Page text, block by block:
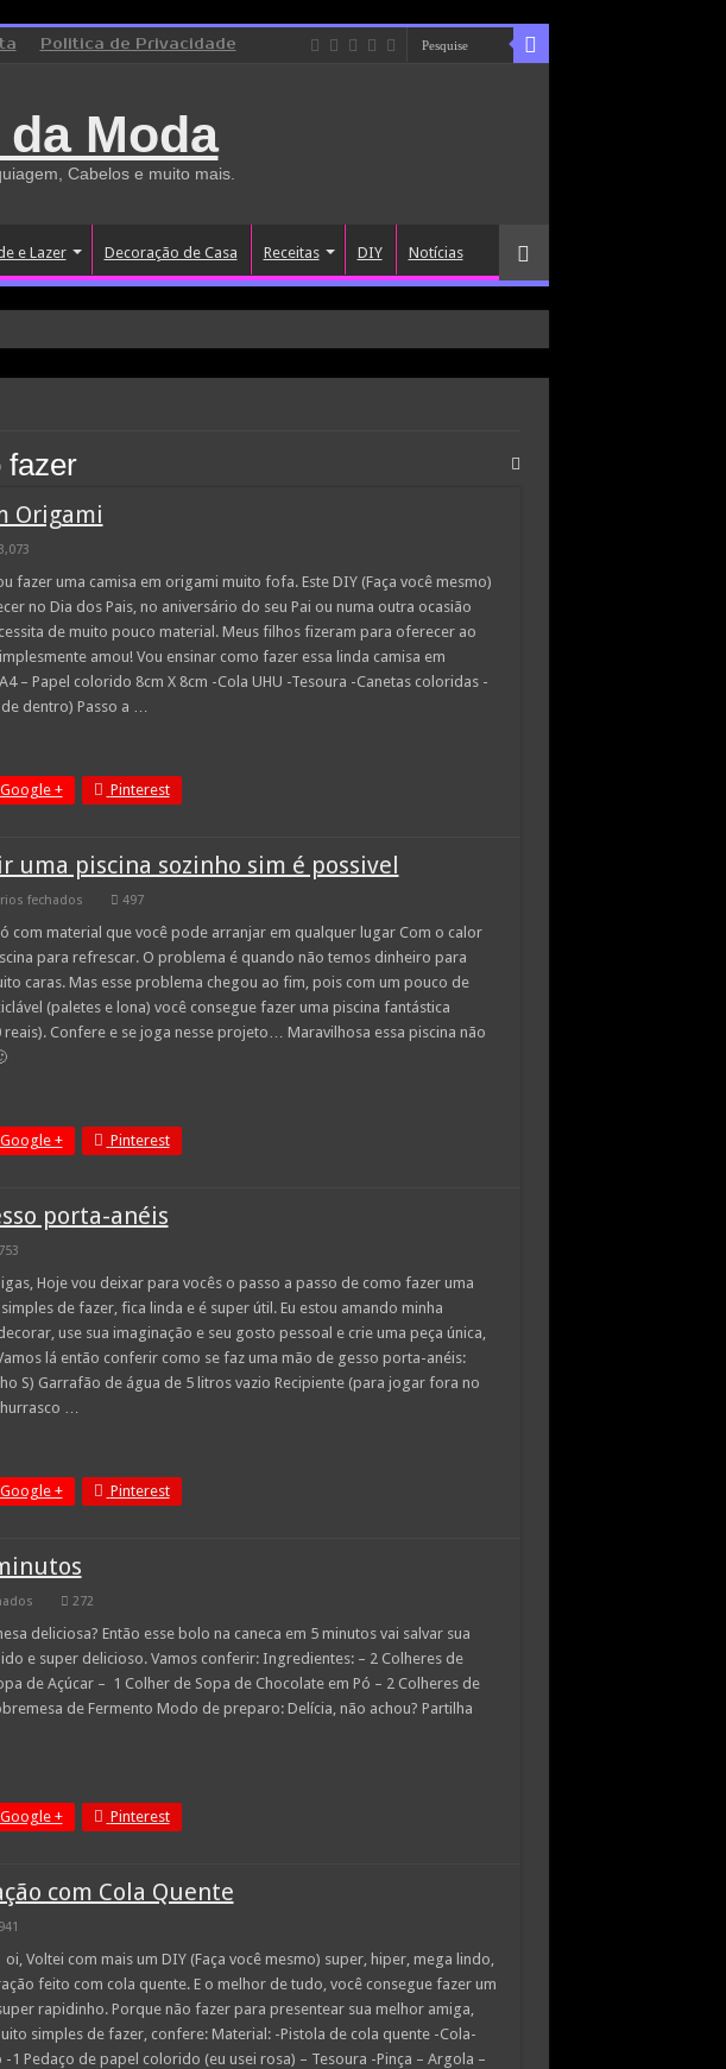
Politica de Privacidade
Moda
Cabelos e muito mais.
e Lazer Decoração de Casa Receitas DIY Notícias
fazer
Origami
fazer uma camisa em origami muito fofa. Este DIY (Faça você mesmo)
no Dia dos Pais, no aniversário do seu Pai ou numa outra ocasião
de muito pouco material. Meus filhos fizeram para oferecer ao
amou! Vou ensinar como fazer essa linda camisa em
– Papel colorido 8cm X 8cm -Cola UHU -Tesoura -Canetas coloridas -
dentro) Passo a …
Google + Pinterest
uma piscina sozinho sim é possivel
fechadosem
pensou
construir
uma
piscina
sozinho
sim
é
497
com material que você pode arranjar em qualquer lugar Com o calor
para refrescar. O problema é quando não temos dinheiro para
caras. Mas esse problema chegou ao fim, pois com um pouco de
(paletes e lona) você consegue fazer uma piscina fantástica
Confere e se joga nesse projeto… Maravilhosa essa piscina não
Google + Pinterest
porta-anéis
753
Hoje vou deixar para vocês o passo a passo de como fazer uma
de fazer, fica linda e é super útil. Eu estou amando minha
use sua imaginação e seu gosto pessoal e crie uma peça única,
lá então conferir como se faz uma mão de gesso porta-anéis:
S) Garrafão de água de 5 litros vazio Recipiente (para jogar fora no
…
Google + Pinterest
em
na
em
5
minutos
272
deliciosa? Então esse bolo na caneca em 5 minutos vai salvar sua
e super delicioso. Vamos conferir: Ingredientes: – 2 Colheres de
de Açúcar – 1 Colher de Sopa de Chocolate em Pó – 2 Colheres de
de Fermento Modo de preparo: Delícia, não achou? Partilha
Google + Pinterest
com Cola Quente
941
Voltei com mais um DIY (Faça você mesmo) super, hiper, mega lindo,
feito com cola quente. E o melhor de tudo, você consegue fazer um
rapidinho. Porque não fazer para presentear sua melhor amiga,
simples de fazer, confere: Material: -Pistola de cola quente -Cola-
1 Pedaço de papel colorido (eu usei rosa) – Tesoura -Pinça – Argola –